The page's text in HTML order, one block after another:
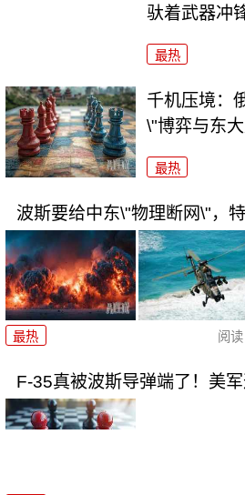
驮着武器冲
最热
千机压境：
\"博弈与东
最热
波斯要给中东\"物理断网\"，
最热 阅读
F-35真被波斯导弹端了！美